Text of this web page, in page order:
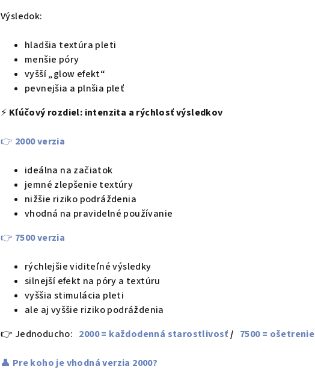
Výsledok:
hladšia textúra pleti
menšie póry
vyšší „glow efekt“
pevnejšia a plnšia pleť
⚡ Kľúčový rozdiel: intenzita a rýchlosť výsledkov
👉 2000 verzia
ideálna na začiatok
jemné zlepšenie textúry
nižšie riziko podráždenia
vhodná na pravidelné používanie
👉 7500 verzia
rýchlejšie viditeľné výsledky
silnejší efekt na póry a textúru
vyššia stimulácia pleti
ale aj vyššie riziko podráždenia
👉 Jednoducho: 2000 = každodenná starostlivosť/ 7500 = ošetrenie
👤 Pre koho je vhodná verzia 2000?